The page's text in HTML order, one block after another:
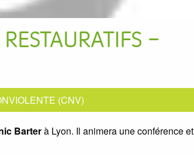
–
(CNV)
Barterà Lyon. Il animera une conférence et